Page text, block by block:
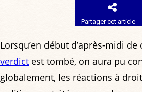
Partager cet article
Lorsqu’en début d’après-midi
verdict est tombé, on aura pu
globalement, les réactions à